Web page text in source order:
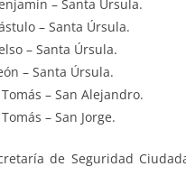
– Santa Úrsula.
– Santa Úrsula.
– Santa Úrsula.
– Santa Úrsula.
– San Alejandro.
– San Jorge.
de Seguridad